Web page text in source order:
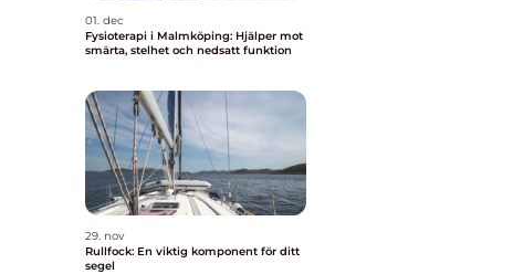
01. dec
Fysioterapi i Malmköping: Hjälper mot
smärta, stelhet och nedsatt funktion
29. nov
Rullfock: En viktig komponent för ditt
segel